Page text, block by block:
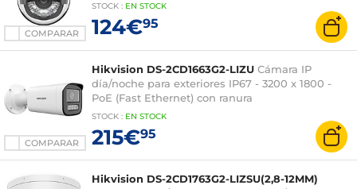
COMPARAR
STOCK : EN STOCK
124€95
COMPARAR
Hikvision DS-2CD1663G2-LIZU Cámara IP
día/noche para exteriores IP67 - 3200 x 1800 -
PoE (Fast Ethernet) con ranura
microSD/SDHC/SDXC
STOCK : EN STOCK
215€95
Hikvision DS-2CD1763G2-LIZSU(2,8-12MM)